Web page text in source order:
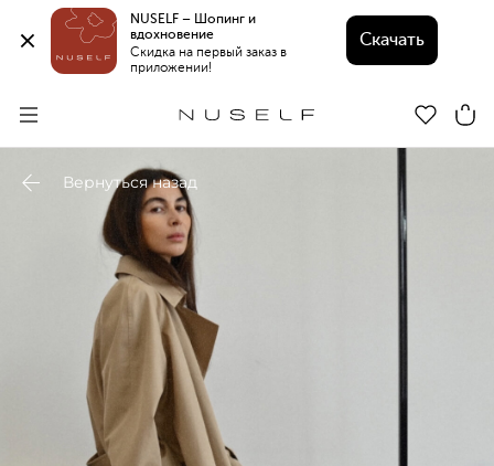
NUSELF – Шопинг и
вдохновение
Скидка на первый заказ в
приложении!
Скачать
Вернуться назад